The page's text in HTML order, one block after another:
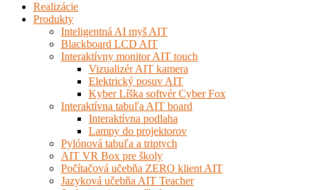
Realizácie
Produkty
Inteligentná AI myš AIT
Blackboard LCD AIT
Interaktívny monitor AIT touch
Vizualizér AIT kamera
Elektrický posuv AIT
Kyber Líška softvér Cyber Fox
Interaktívna tabuľa AIT board
Interaktívna podlaha
Lampy do projektorov
Pylónová tabuľa a triptych
AIT VR Box pre školy
Počítačová učebňa ZERO klient AIT
Jazyková učebňa AIT Teacher